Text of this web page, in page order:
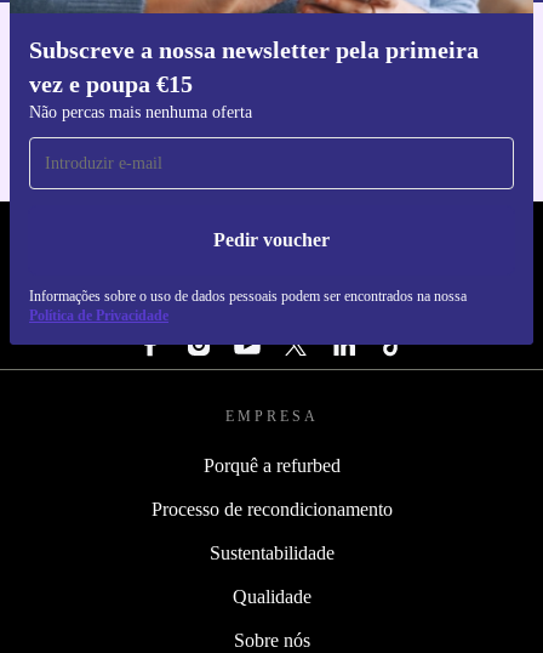
Subscreve a nossa newsletter pela primeira
vez e poupa €15
Não percas mais nenhuma oferta
Pedir voucher
Informações sobre o uso de dados pessoais podem ser encontrados na nossa
Política de Privacidade
Faz o download da app refurbed
Para iOS e Android
REFURBED PORTUGAL - RETHINK NEW.
SEGUE-NOS
EMPRESA
Porquê a refurbed
Processo de recondicionamento
Sustentabilidade
Qualidade
Sobre nós